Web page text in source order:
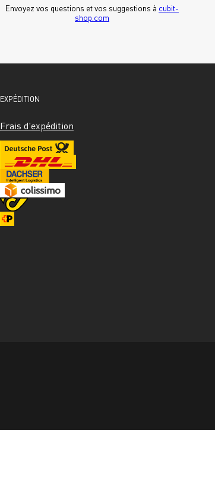
Envoyez vos questions et vos suggestions à cubit-
shop.com
EXPÉDITION
Frais d'expédition